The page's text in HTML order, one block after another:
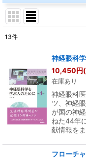
並び順:
13件
神経眼科
10,450円
在庫あり
神経眼科
ツ、神経
が国の神
ねた44年
献情報を
フローチ